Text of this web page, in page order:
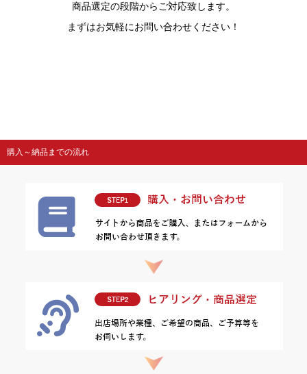
商品選定の段階からご対応致します。
まずはお気軽にお問い合わせください！
購入～納品までの流れ